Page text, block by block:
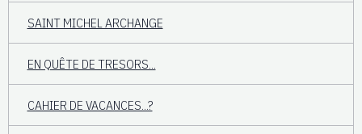
SAINT MICHEL ARCHANGE
EN QUÊTE DE TRESORS...
CAHIER DE VACANCES...?